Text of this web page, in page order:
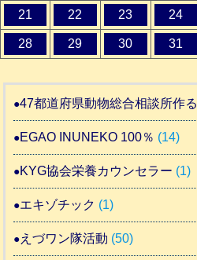
21 22 23 24
28 29 30 31
47都道府県動物総合相談所作る
EGAO INUNEKO 100％ (14)
KYG協会栄養カウンセラー (1)
エキゾチック (1)
えづワン隊活動 (50)